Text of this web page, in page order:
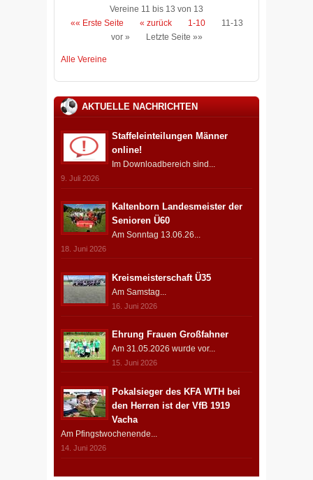
Vereine 11 bis 13 von 13
«« Erste Seite
« zurück 1-10
11-13
vor »
Letzte Seite »»
Alle Vereine
AKTUELLE NACHRICHTEN
Staffeleinteilungen Männer
online!
Im Downloadbereich sind...
9. Juli 2026
Kaltenborn Landesmeister der
Senioren Ü60
Am Sonntag 13.06.26...
18. Juni 2026
Kreismeisterschaft Ü35
Am Samstag...
16. Juni 2026
Ehrung Frauen Großfahner
Am 31.05.2026 wurde vor...
15. Juni 2026
Pokalsieger des KFA WTH bei
den Herren ist der VfB 1919
Vacha
Am Pfingstwochenende...
14. Juni 2026